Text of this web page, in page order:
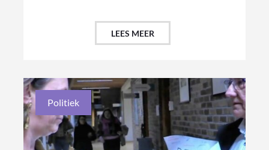
LEES MEER
Politiek